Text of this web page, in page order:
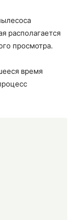
располагается
просмотра.
время